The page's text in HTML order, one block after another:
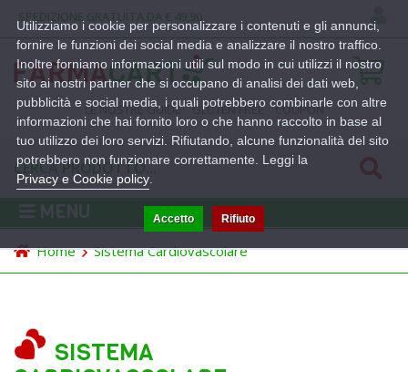
SPEDIZIONE GRATUITA DA € 49,90
LE NOSTRE GUIDE GLUTEN FREE COUPON
MENU
Home Sistema Cardiovascolare
SISTEMA
Utilizziamo i cookie per personalizzare i contenuti e gli annunci,
fornire le funzioni dei social media e analizzare il nostro traffico.
Inoltre forniamo informazioni utili sul modo in cui utilizzi il nostro
sito ai nostri partner che si occupano di analisi dei dati web,
pubblicità e social media, i quali potrebbero combinarle con altre
informazioni che hai fornito loro o che hanno raccolto in base al
tuo utilizzo dei loro servizi. Rifiutando, alcune funzionalità del sito
potrebbero non funzionare correttamente. Leggi la
Privacy e Cookie policy
Accetto Rifiuto